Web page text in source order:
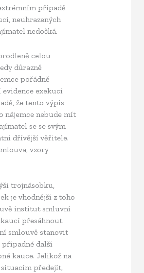
případě
neuhrazených
nedočká.
celou
důrazně
pořádně
exekucí
že tento výpis
nájemce nebude mít
se se svým
dřívější věřitele.
vzory
trojnásobku,
je vhodnější z toho
institut smluvní
přesáhnout
smlouvě stanovit
případné další
kauce. Jelikož na
předejít,